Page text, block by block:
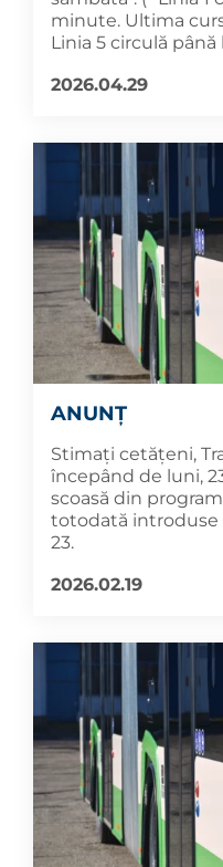
minute. Ultima
Linia 5 circulă până
2026.04.29
ANUNȚ
Stimați cetățeni,
începând de luni,
scoasă din
totodată introduse
23.
2026.02.19